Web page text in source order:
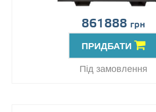
861888 грн
ПРИДБАТИ
Під замовлення